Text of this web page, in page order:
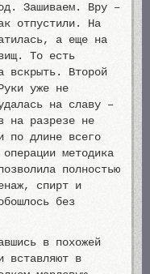
Зашиваем. Вру –
отпустили. На
а еще на
То есть
вскрыть. Второй
уже не
на славу –
на разрезе не
по длине всего
методика
полностью
спирт и
без
в похожей
вставляют в